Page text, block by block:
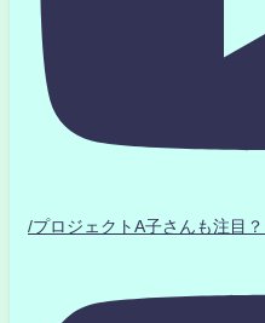
/プロジェクトA子さんも注目